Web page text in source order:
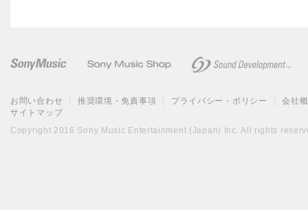
お問い合わせ 推奨環境・免責事項 プライバシー・ポリシー
会社
サイトマップ
Copyright 2016 Sony Music Entertainment (Japan) Inc. All rights